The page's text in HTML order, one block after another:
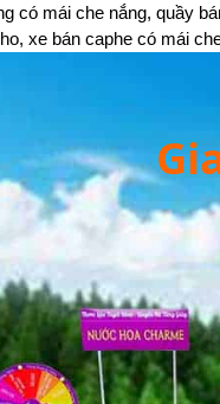
có mái che nắng, quầy
xe bán caphe có mái